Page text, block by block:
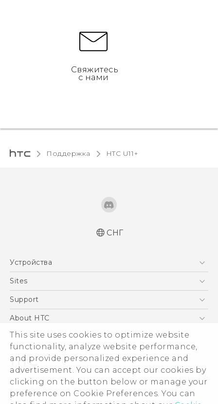
This site uses cookies to optimize website
functionality, analyze website performance,
and provide personalized experience and
advertisement. You can accept our cookies by
clicking on the button below or manage your
preference on Cookie Preferences. You can
Свяжитесь
с нами
Поддержка HTC U11+‎
Русский - Руководство пользователя
соответствию стандартам
Қазақ - жұмысты бастау нұсқаулығы
English - User manual
English - Safety and regulatory guide
СНГ
Устройства
5G
EXODUS
VIVE
Sites
HTC Dev
Support
ПОДДЕРЖКА
About HTC
ESG
Инвестирование
Политика конфиденциальности
Безопасность продуктов
Вакансии
© 2011-2026 HTC Corporation